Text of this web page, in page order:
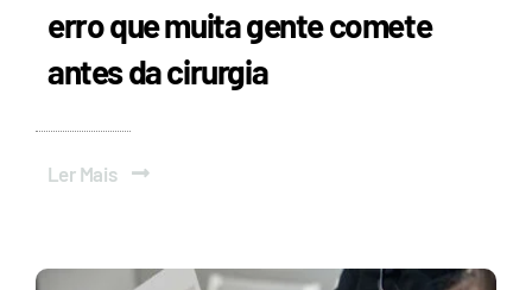
erro que muita gente comete
antes da cirurgia
Ler Mais